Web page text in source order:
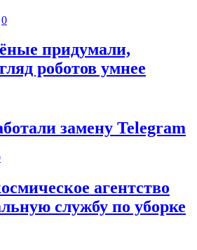
0
придумали,
роботов умнее
замену Telegram
агентство
службу по уборке